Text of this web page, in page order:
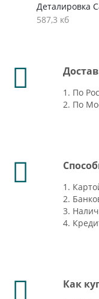
Деталировка
587,3 кб
1. По
2. По
1.
2.
3.
4.
Как